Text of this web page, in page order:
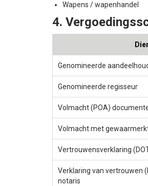
Wapens / wapenhandel
4.
Genomineerde
Genomineerde regisseur
Volmacht (POA)
Volmacht met
Vertrouwensverklaring
Verklaring van vertrouwen
notaris